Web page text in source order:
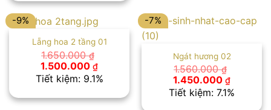
2.000.000 ₫.
-9%
Lẵng hoa 2 tầng 01
1.650.000₫
Giá
gốc
là:
1.500.000 ₫Giá
hiện
tại
1.500.000 ₫.
Tiết kiệm: 9.1%
-7%
Ngát hương 02
1.560.000₫
Giá
gốc
là:
1.450.000 ₫Giá
hiện
tại
Tiết kiệm: 7.1%